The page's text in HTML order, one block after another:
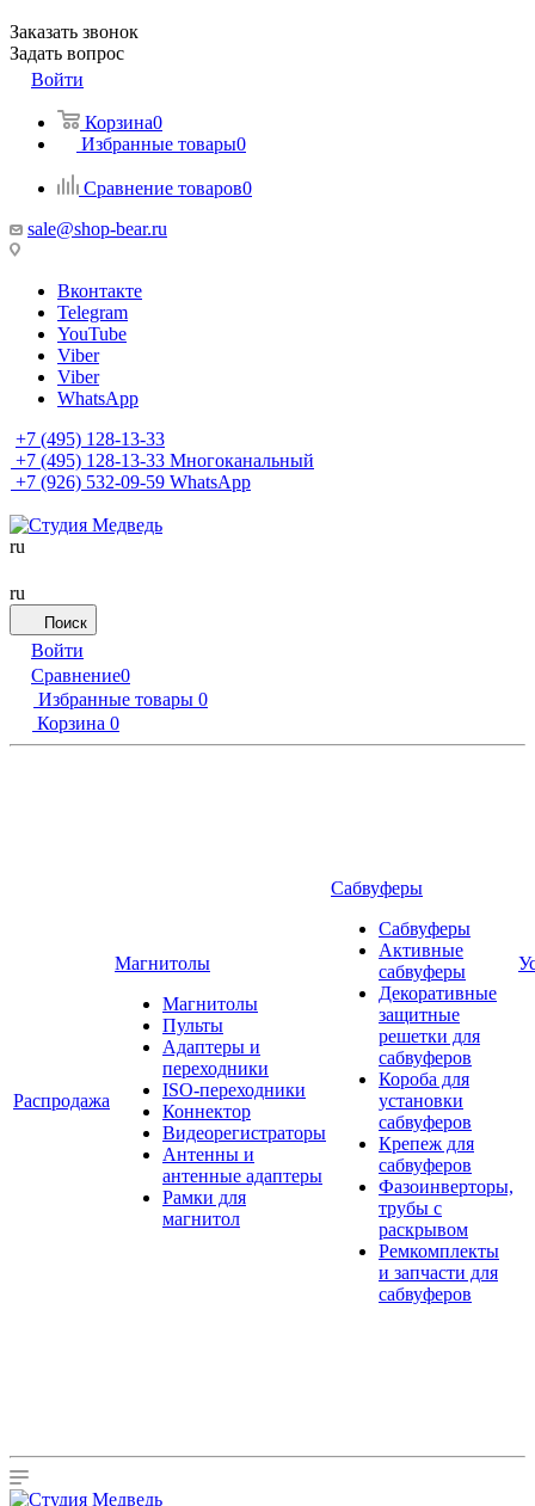
Заказать звонок
Задать вопрос
Войти
Корзина0
Избранные товары0
Сравнение товаров0
sale@shop-bear.ru
Вконтакте
Telegram
YouTube
Viber
Viber
WhatsApp
+7 (495) 128-13-33
+7 (495) 128-13-33 Многоканальный
+7 (926) 532-09-59 WhatsApp
ru
ru
Поиск
Войти
Сравнение0
Избранные товары 0
Корзина 0
Распродажа
Магнитолы
Магнитолы
Пульты
Адаптеры и
переходники
ISO-переходники
Коннектор
Видеорегистраторы
Антенны и
антенные адаптеры
Рамки для
магнитол
Сабвуферы
Сабвуферы
Активные
сабвуферы
Декоративные
защитные
решетки для
сабвуферов
Короба для
установки
сабвуферов
Крепеж для
сабвуферов
Фазоинверторы,
трубы с
раскрывом
Ремкомплекты
и запчасти для
сабвуферов